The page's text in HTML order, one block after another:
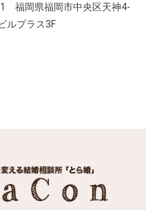
福岡県福岡市中央区天神4-
プラス3F